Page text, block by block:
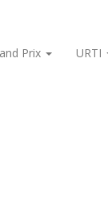
Prix URTI